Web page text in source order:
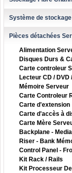
Système de stockage
Pièces détachées
Alimentation
Disques Durs &
Carte controleur
Lecteur CD / DVD
Mémoire Serveur
Carte Controleur
Carte d'extension
Carte d'accès à
Carte Mère
Backplane -
Riser - Bank
Control Panel -
Kit Rack / Rails
Kit Processeur Dell